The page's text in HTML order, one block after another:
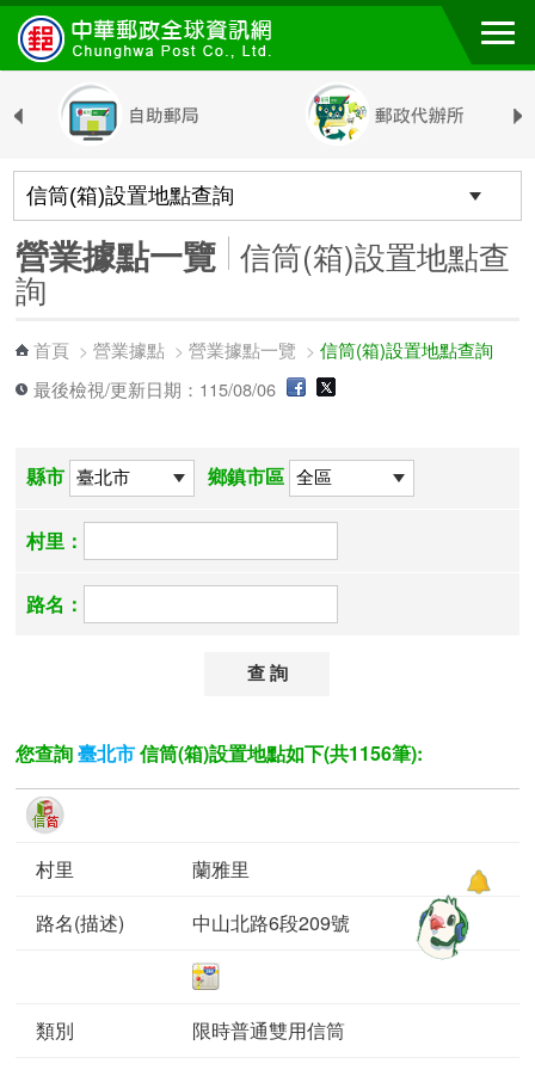
跳到主要內容區塊
營業據點一覽 信筒(箱)設置地點查
詢
首頁 >營業據點 >營業據點一覽 >信筒(箱)設置地點查詢
最後檢視/更新日期：115/08/06
縣市 鄉鎮市區
村里：
路名：
您查詢臺北市 信筒(箱)設置地點如下(共1156筆):
蘭雅里
中山北路6段209號
限時普通雙用信筒